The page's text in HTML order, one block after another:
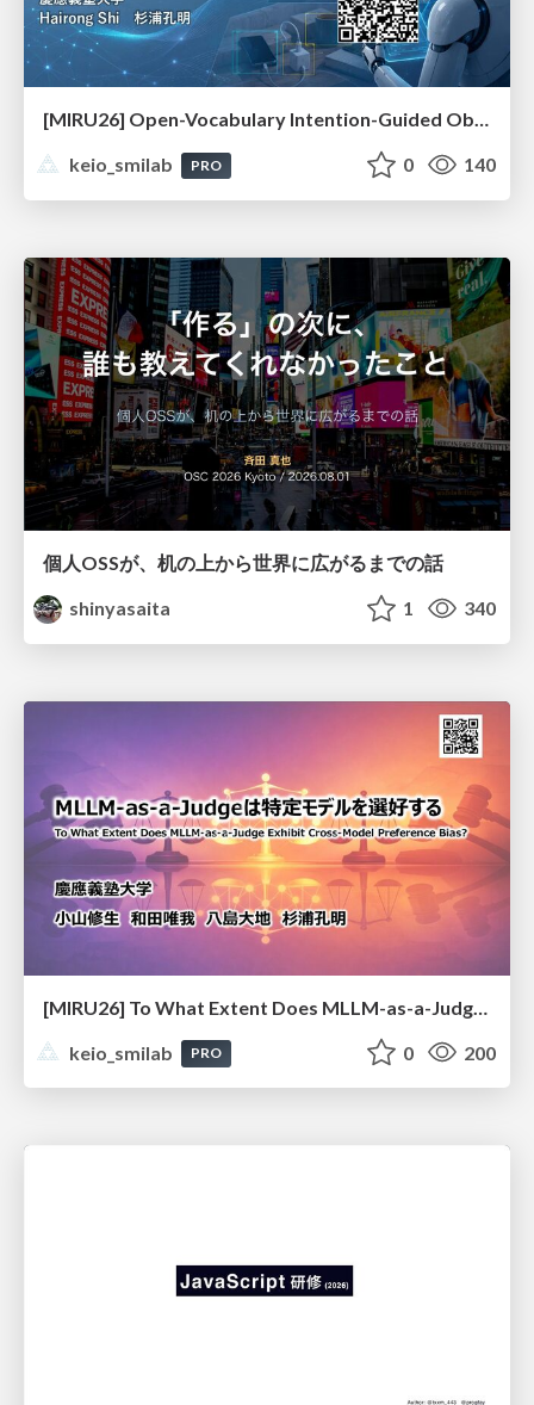
keio_smilab
PRO 0 140
個人OSSが、机の上から世界に広がるまでの話
shinyasaita
1 340
keio_smilab
PRO 0 200